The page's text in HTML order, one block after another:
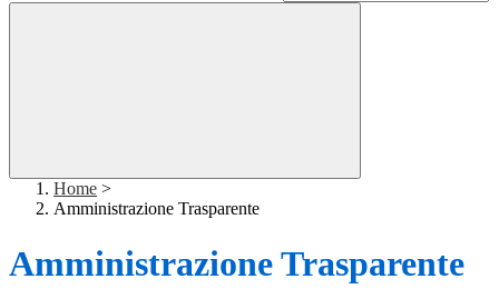
Home >
Amministrazione Trasparente
Amministrazione Trasparente